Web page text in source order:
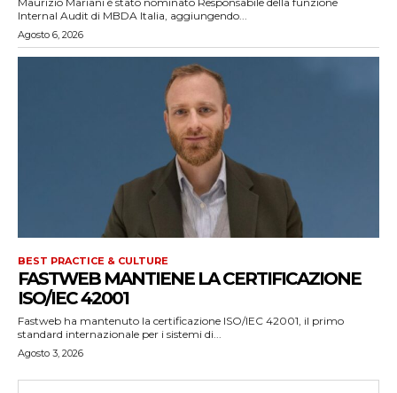
Internal Audit di MBDA Italia, aggiungendo...
Agosto 6, 2026
BEST PRACTICE & CULTURE
FASTWEB MANTIENE LA CERTIFICAZIONE
ISO/IEC 42001
Fastweb ha mantenuto la certificazione ISO/IEC 42001, il primo
standard internazionale per i sistemi di...
Agosto 3, 2026